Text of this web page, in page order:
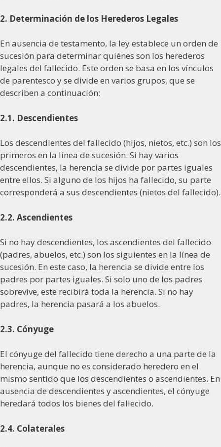
2. Determinación de los Herederos Legales
En ausencia de testamento, la ley establece un orden de
sucesión para determinar quiénes son los herederos
legales del fallecido. Este orden se basa en los vínculos
de parentesco y se divide en varios grupos, que se
describen a continuación:
2.1. Descendientes
Los descendientes del fallecido (hijos, nietos, etc.) son los
primeros en la línea de sucesión. Si hay varios
descendientes, la herencia se divide por partes iguales
entre ellos. Si alguno de los hijos ha fallecido, su parte
corresponderá a sus descendientes (nietos del fallecido).
2.2. Ascendientes
Si no hay descendientes, los ascendientes del fallecido
(padres, abuelos, etc.) son los siguientes en la línea de
sucesión. En este caso, la herencia se divide entre los
padres por partes iguales. Si solo uno de los padres
sobrevive, este recibirá toda la herencia. Si no hay
padres, la herencia pasará a los abuelos.
2.3. Cónyuge
El cónyuge del fallecido tiene derecho a una parte de la
herencia, aunque no es considerado heredero en el
mismo sentido que los descendientes o ascendientes. En
ausencia de descendientes y ascendientes, el cónyuge
heredará todos los bienes del fallecido.
2.4. Colaterales